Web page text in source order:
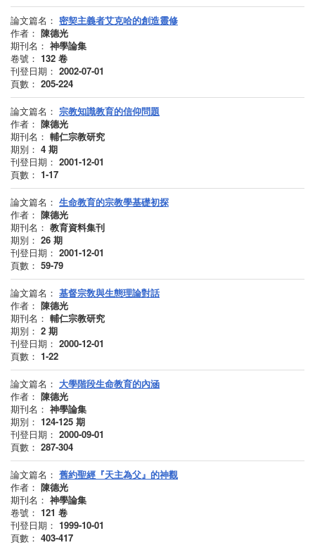
論文篇名： 密契主義者艾克哈的創造靈修
作者： 陳德光
期刊名： 神學論集
卷號： 132 卷
刊登日期： 2002-07-01
頁數： 205-224
論文篇名： 宗教知識教育的信仰問題
作者： 陳德光
期刊名： 輔仁宗教研究
期別： 4 期
刊登日期： 2001-12-01
頁數： 1-17
論文篇名： 生命教育的宗教學基礎初探
作者： 陳德光
期刊名： 教育資料集刊
期別： 26 期
刊登日期： 2001-12-01
頁數： 59-79
論文篇名： 基督宗敎與生態理論對話
作者： 陳德光
期刊名： 輔仁宗教研究
期別： 2 期
刊登日期： 2000-12-01
頁數： 1-22
論文篇名： 大學階段生命教育的內涵
作者： 陳德光
期刊名： 神學論集
期別： 124-125 期
刊登日期： 2000-09-01
頁數： 287-304
論文篇名： 舊約聖經『天主為父』的神觀
作者： 陳德光
期刊名： 神學論集
卷號： 121 卷
刊登日期： 1999-10-01
頁數： 403-417